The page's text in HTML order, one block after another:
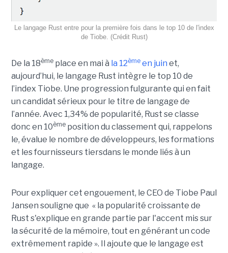
Le langage Rust entre pour la première fois dans le top 10 de l'index
de Tiobe. (Crédit Rust)
De la 18èmeplace en mai à la 12èmeen juin et,
aujourd’hui, le langage Rust intègre le top 10 de
l’index Tiobe. Une progression fulgurante qui en fait
un candidat sérieux pour le titre de langage de
l’année. Avec 1,34% de popularité, Rust se classe
donc en 10èmeposition du classement qui, rappelons
le, évalue le nombre de développeurs, les formations
et les fournisseurs tiersdans le monde liés à un
langage.
Pour expliquer cet engouement, le CEO de Tiobe Paul
Jansen souligne que « la popularité croissante de
Rust s'explique en grande partie par l'accent mis sur
la sécurité de la mémoire, tout en générant un code
extrêmement rapide ». Il ajoute que le langage est